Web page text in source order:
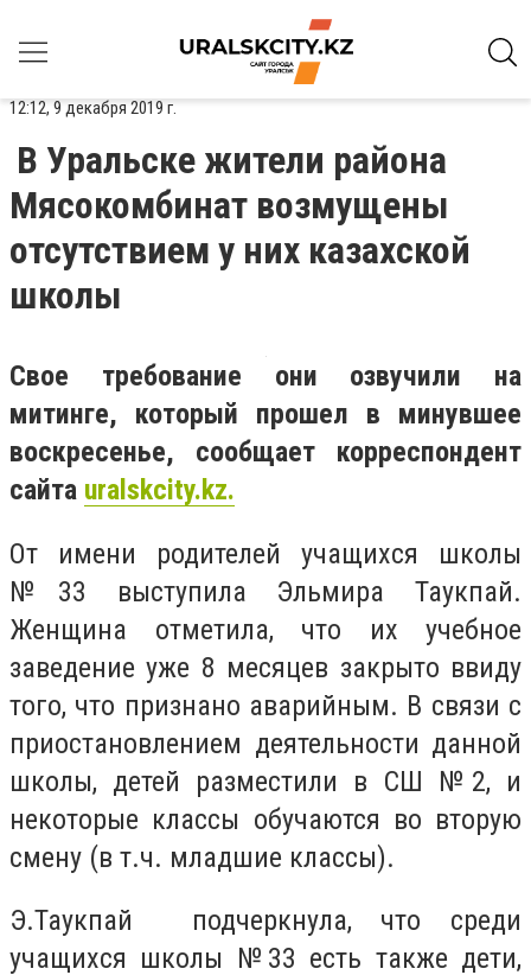
12:12, 9 декабря 2019 г.
В Уральске жители района
Мясокомбинат возмущены
отсутствием у них казахской
школы
Свое требование они озвучили на
митинге, который прошел в минувшее
воскресенье, сообщает корреспондент
сайта uralskcity.kz.
От имени родителей учащихся школы
№33 выступила Эльмира Таукпай.
Женщина отметила, что их учебное
заведение уже 8 месяцев закрыто ввиду
того, что признано аварийным. В связи с
приостановлением деятельности данной
школы, детей разместили в СШ №2, и
некоторые классы обучаются во вторую
смену (в т.ч. младшие классы).
Э.Таукпай подчеркнула, что среди
учащихся школы №33 есть также дети,